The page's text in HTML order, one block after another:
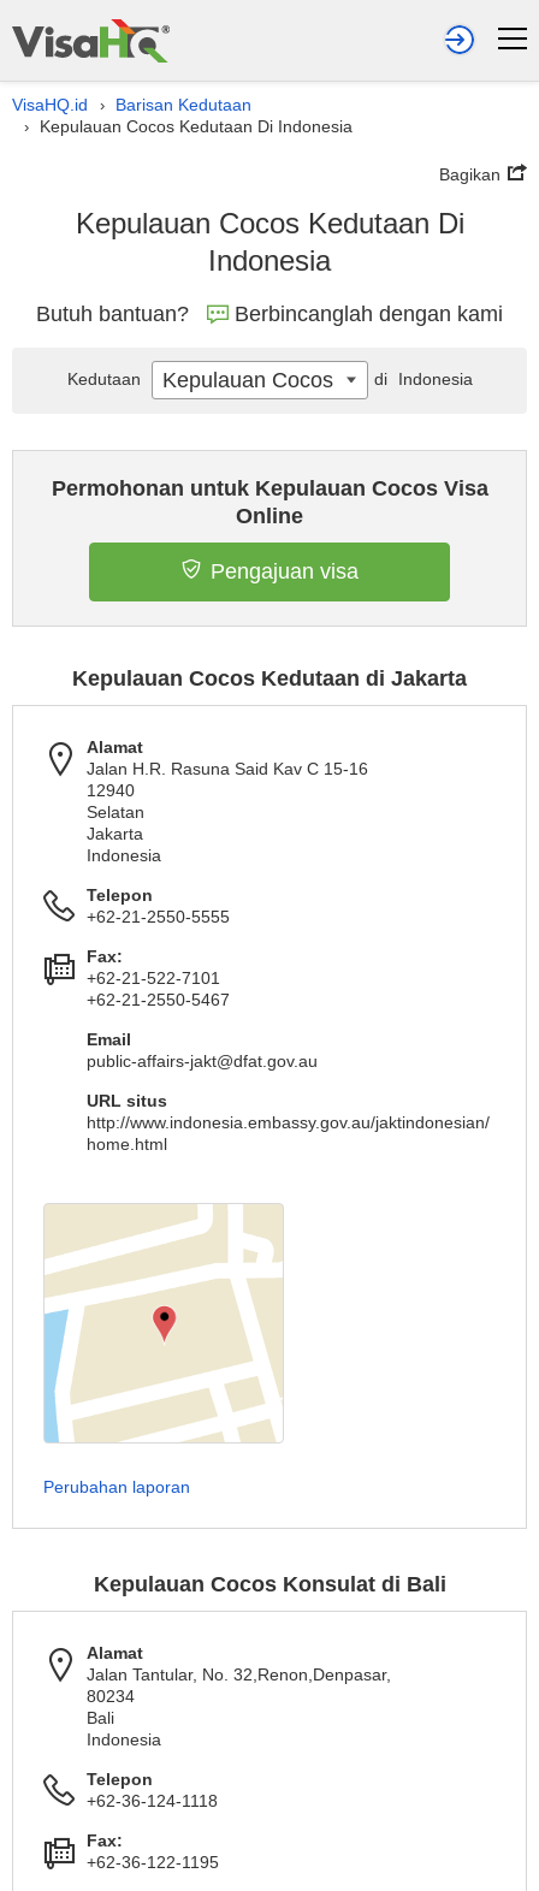
VisaHQ.id › Barisan Kedutaan
› Kepulauan Cocos Kedutaan Di Indonesia
Bagikan
Kepulauan Cocos Kedutaan Di
Indonesia
Butuh bantuan? Berbincanglah dengan kami
Permohonan untuk Kepulauan Cocos Visa
Online
Pengajuan visa
Kepulauan Cocos Kedutaan di Jakarta
Alamat
Jalan H.R. Rasuna Said Kav C 15-16
12940
Selatan
Jakarta
Indonesia
Telepon
+62-21-2550-5555
Fax:
+62-21-522-7101
+62-21-2550-5467
Email
public-affairs-jakt@dfat.gov.au
URL situs
http://www.indonesia.embassy.gov.au/jaktindonesian/
home.html
Perubahan laporan
Kepulauan Cocos Konsulat di Bali
Alamat
Jalan Tantular, No. 32,Renon,Denpasar,
80234
Bali
Indonesia
Telepon
+62-36-124-1118
Fax:
+62-36-122-1195
Kedutaan Kepulauan Cocos di Indonesia